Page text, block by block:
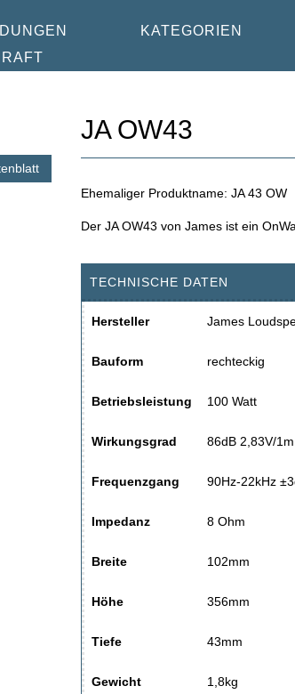
KATEGORIEN
JA OW43
Ehemaliger Produktname: JA 43 OW
Der JA OW43 von James ist ein
TECHNISCHE DATEN
Hersteller James
Bauform rechteckig
Betriebsleistung 100 Watt
Wirkungsgrad 86dB 2,83V/1m
Frequenzgang 90Hz-22kHz
Impedanz 8 Ohm
Breite 102mm
Höhe 356mm
Tiefe 43mm
Gewicht 1,8kg